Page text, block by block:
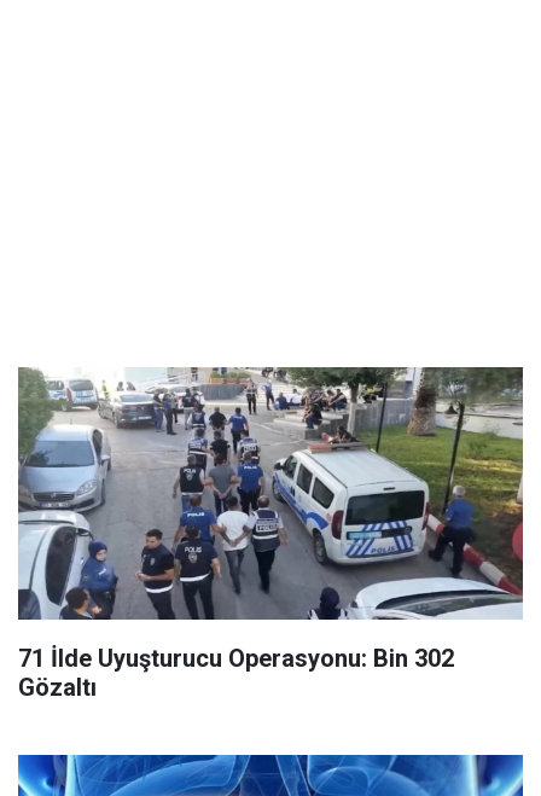
71 İlde Uyuşturucu Operasyonu: Bin 302
Gözaltı